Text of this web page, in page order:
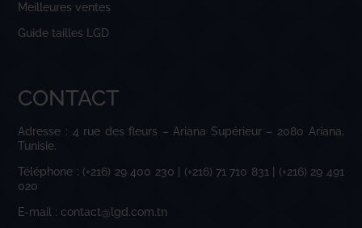
Meilleures ventes
Guide tailles LGD
CONTACT
Adresse : 4 rue des fleurs – Ariana Supérieur – 2080 Ariana,
Tunisie.
Téléphone : (+216) 29 400 230 | (+216) 71 710 831 | (+216) 29 491
020
E-mail : contact@lgd.com.tn